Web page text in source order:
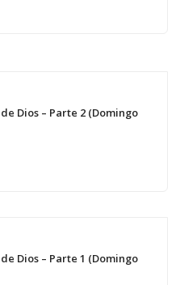
Dios – Parte 2 (Domingo
Dios – Parte 1 (Domingo